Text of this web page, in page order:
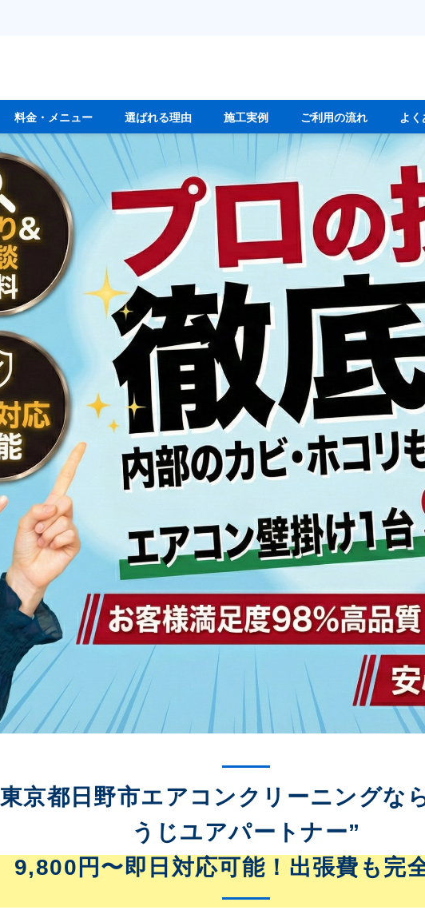
料金・メニュー 選ばれる理由 施工実例 ご利用の流れ よ
東京都日野市エアコンクリーニングな
うじユアパートナー”
9,800円〜即日対応可能！出張費も完